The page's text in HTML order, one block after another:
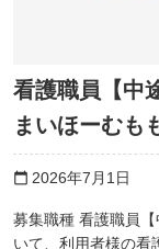
看護職員【
まいほーむも
calendar_today 2026年7月1日
募集職種 看護職員
いて、利用者様の看